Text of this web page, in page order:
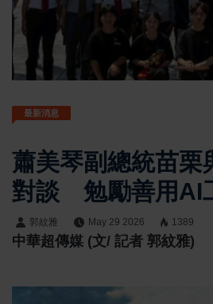
最新消息
蕭美琴副總統苗栗
對談 勉勵善用AI
向未來
郭紋雅 May 29 2026 1389
中華超傳媒 (文/ 記者 郭紋雅)